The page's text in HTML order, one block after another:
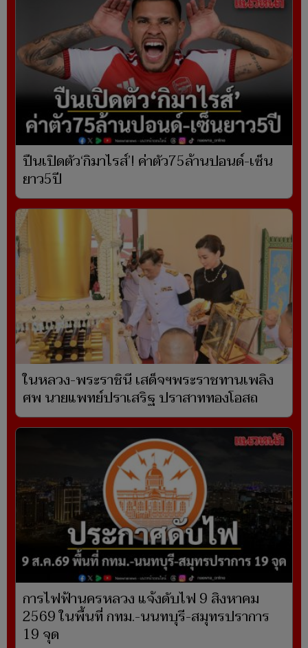
ปืนเปิดตัว‘กิมาไรส์’! ค่าตัว75ล้านปอนด์-เซ็น
ยาว5ปี
ในหลวง-พระราชินี เสด็จฯพระราชทานเพลิง
ศพ นายแพทย์ปราเสริฐ ปราสาททองโอสถ
การไฟฟ้านครหลวง แจ้งดับไฟ 9 สิงหาคม
2569 ในพื้นที่ กทม.-นนทบุรี-สมุทรปราการ
19 จุด